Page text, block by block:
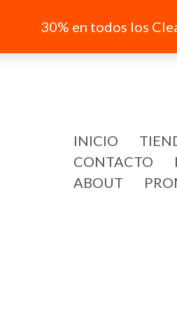
30% en todos los
INICIO
CONTACTO
ABOUT